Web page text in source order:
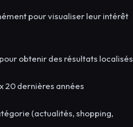
pour visualiser leur intérêt
obtenir des résultats localisés
20 dernières années
(actualités, shopping,